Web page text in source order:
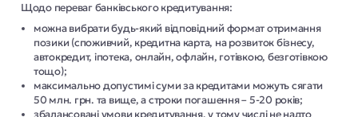
Щодо переваг банківського кредитування:
можна вибрати будь-який відповідний формат отримання
позики (споживчий, кредитна карта, на розвиток бізнесу,
автокредит, іпотека, онлайн, офлайн, готівкою, безготівкою
тощо);
максимально допустимі суми за кредитами можуть сягати
50 млн. грн. та вище, а строки погашення – 5-20 років;
збалансовані умови кредитування, у тому числі не надто